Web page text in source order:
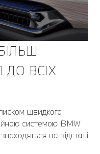
ВСІХ
швидкого
системою BMW
на відстані